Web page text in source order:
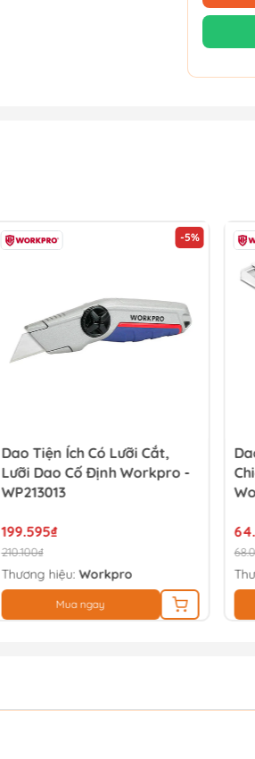
-5%
Dao Tiện Ích Có Lưỡi Cắt,
Lưỡi Dao Cố Định Workpro -
WP213013
199.595₫
210.100₫
Thương hiệu:Workpro
Mua ngay